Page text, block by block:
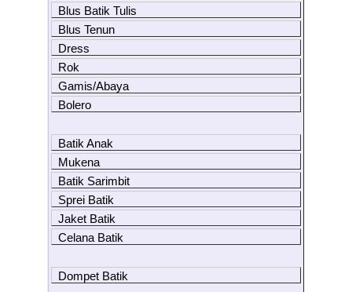
Blus Batik Tulis
Blus Tenun
Dress
Rok
Gamis/Abaya
Bolero
Batik Anak
Mukena
Batik Sarimbit
Sprei Batik
Jaket Batik
Celana Batik
Dompet Batik